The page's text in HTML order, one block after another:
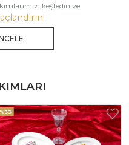
keşfedin ve
%25